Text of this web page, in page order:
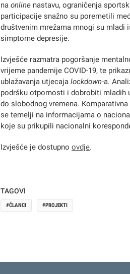
na online nastavu, ograničenja
participacije snažno su poremetili
društvenim mrežama mnogi su
simptome depresije.
Izvješće razmatra pogoršanje
vrijeme pandemije COVID-19, te
ublažavanja utjecaja lockdown-a.
podršku otpornosti i dobrobiti mladih
do slobodnog vremena.
se temelji na informacijama o
koje su prikupili nacionalni
Izvješće je dostupno ovdje.
TAGOVI
ČLANCI PROJEKTI